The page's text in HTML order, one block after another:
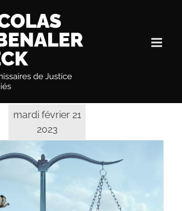
mardi février 21
2023